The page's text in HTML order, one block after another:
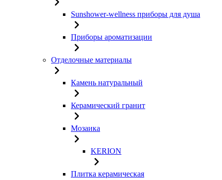
Sunshower-wellness приборы для душа
Приборы ароматизации
Отделочные материалы
Камень натуральный
Керамический гранит
Мозаика
KERION
Плитка керамическая